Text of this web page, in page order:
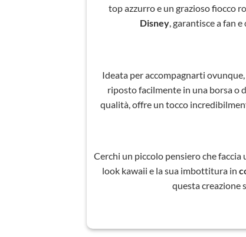
top azzurro e un grazioso fiocco
Disney, garantisce a fan
Ideata per accompagnarti
riposto facilmente in una borsa o
qualità, offre un tocco
Cerchi un piccolo pensiero che
look kawaii e la sua imbottitura in
questa creazione